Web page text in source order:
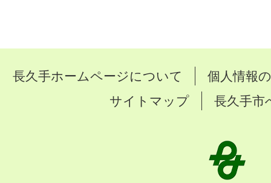
長久手ホームページについて
個人情報
サイトマップ
長久手市